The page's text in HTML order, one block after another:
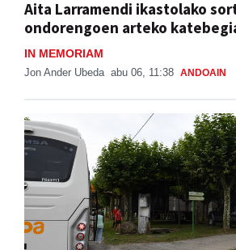
Aita Larramendi ikastolako
ondorengoen arteko
IN MEMORIAM
Jon Ander Ubeda abu 06, 11:38 ANDOAIN